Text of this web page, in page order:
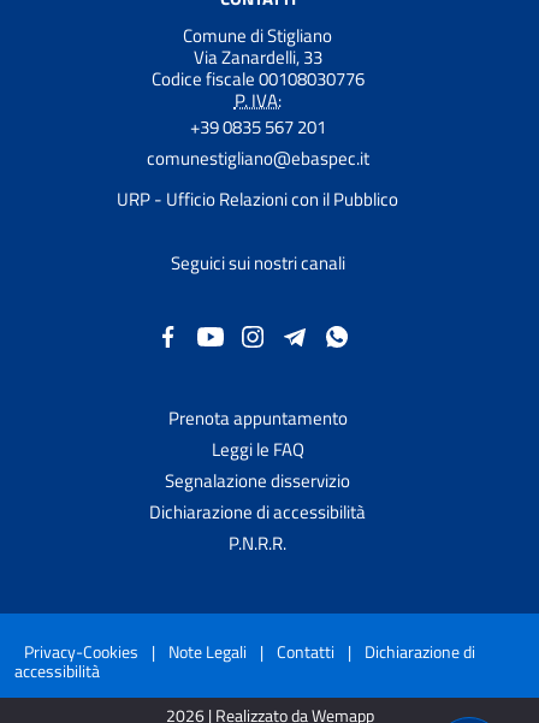
Comune di Stigliano
Via Zanardelli, 33
Codice fiscale 00108030776
P. IVA:
+39 0835 567 201
comunestigliano@ebaspec.it
URP - Ufficio Relazioni con il Pubblico
Seguici sui nostri canali
Prenota appuntamento
Leggi le FAQ
Segnalazione disservizio
Dichiarazione di accessibilità
P.N.R.R.
Privacy-Cookies | Note Legali | Contatti | Dichiarazione di
accessibilità
2026 | Realizzato da Wemapp